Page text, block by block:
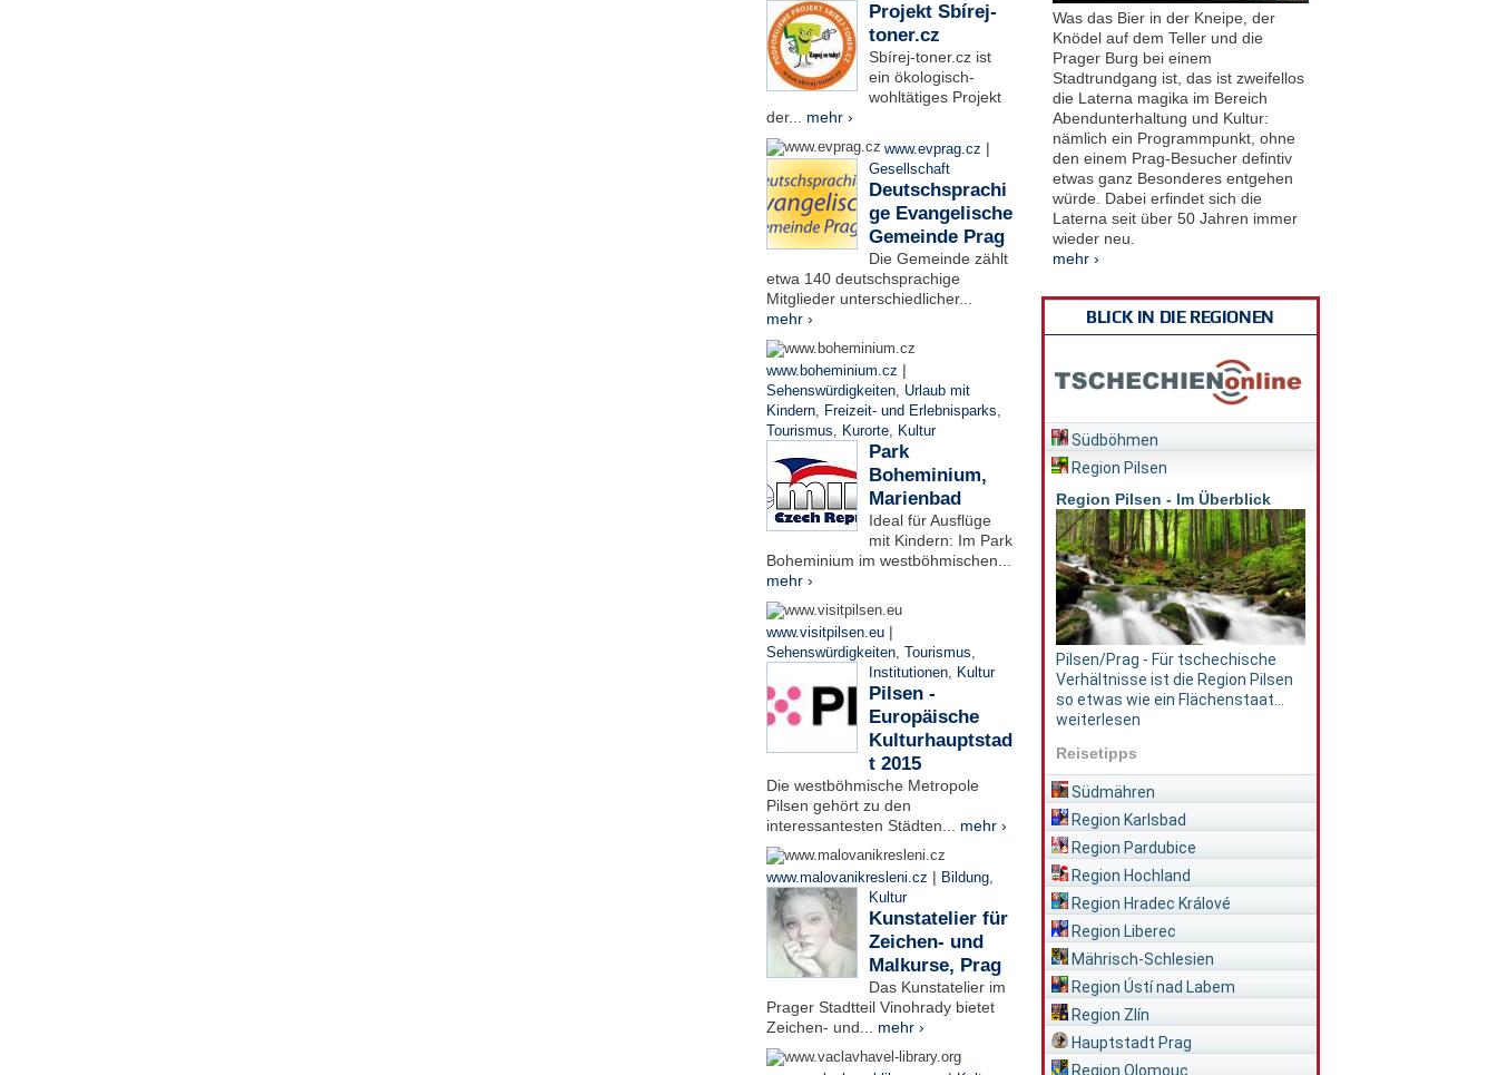
Projekt Sbírej-
toner.cz
Sbírej-toner.cz ist
ein ökologisch-
wohltätiges Projekt
der... mehr ›
www.evprag.cz |
Gesellschaft
Deutschsprachi
ge Evangelische
Gemeinde Prag
Die Gemeinde zählt
etwa 140 deutschsprachige
Mitglieder unterschiedlicher...
mehr ›
www.boheminium.cz |
Sehenswürdigkeiten, Urlaub mit
Kindern, Freizeit- und Erlebnisparks,
Tourismus, Kurorte, Kultur
Park
Boheminium,
Marienbad
Ideal für Ausflüge
mit Kindern: Im Park
Boheminium im westböhmischen...
mehr ›
www.visitpilsen.eu |
Sehenswürdigkeiten, Tourismus,
Institutionen, Kultur
Pilsen -
Europäische
Kulturhauptstad
t 2015
Die westböhmische Metropole
Pilsen gehört zu den
interessantesten Städten... mehr ›
www.malovanikresleni.cz | Bildung,
Kultur
Kunstatelier für
Zeichen- und
Malkurse, Prag
Das Kunstatelier im
Prager Stadtteil Vinohrady bietet
Zeichen- und... mehr ›
Was das Bier in der Kneipe, der
Knödel auf dem Teller und die
Prager Burg bei einem
Stadtrundgang ist, das ist zweifellos
die Laterna magika im Bereich
Abendunterhaltung und Kultur:
nämlich ein Programmpunkt, ohne
den einem Prag-Besucher defintiv
etwas ganz Besonderes entgehen
würde. Dabei erfindet sich die
Laterna seit über 50 Jahren immer
wieder neu.
mehr ›
BLICK IN DIE REGIONEN
Südböhmen
Region Pilsen
Region Pilsen - Im Überblick
Pilsen/Prag - Für tschechische
Verhältnisse ist die Region Pilsen
so etwas wie ein Flächenstaat...
weiterlesen
Reisetipps
Südmähren
Region Karlsbad
Region Pardubice
Region Hochland
Region Hradec Králové
Region Liberec
Mährisch-Schlesien
Region Ústí nad Labem
Region Zlín
Hauptstadt Prag
Region Olomouc